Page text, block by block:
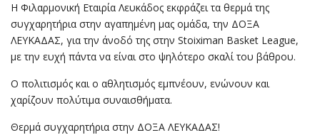
Η Φιλαρμονική Εταιρία Λευκάδος εκφράζει τα θερμά της
συγχαρητήρια στην αγαπημένη μας ομάδα, την ΔΟΞΑ
ΛΕΥΚΑΔΑΣ, για την άνοδό της στην Stoiximan Basket League,
με την ευχή πάντα να είναι στο ψηλότερο σκαλί του βάθρου.
Ο πολιτισμός και ο αθλητισμός εμπνέουν, ενώνουν και
χαρίζουν πολύτιμα συναισθήματα.
Θερμά συγχαρητήρια στην ΔΟΞΑ ΛΕΥΚΑΔΑΣ!